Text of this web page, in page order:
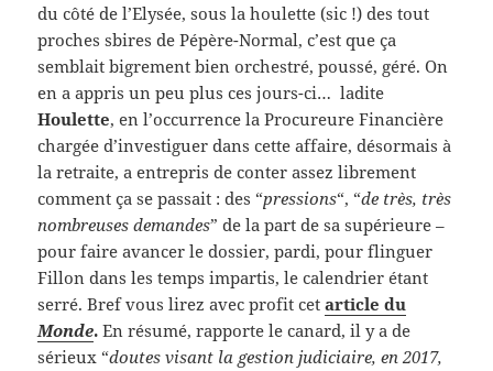
du côté de l’Elysée, sous la houlette (sic !) des tout
proches sbires de Pépère-Normal, c’est que ça
semblait bigrement bien orchestré, poussé, géré. On
en a appris un peu plus ces jours-ci… ladite
Houlette, en l’occurrence la Procureure Financière
chargée d’investiguer dans cette affaire, désormais à
la retraite, a entrepris de conter assez librement
comment ça se passait : des “pressions“, “de très, très
nombreuses demandes” de la part de sa supérieure –
pour faire avancer le dossier, pardi, pour flinguer
Fillon dans les temps impartis, le calendrier étant
serré. Bref vous lirez avec profit cetarticle du
Monde. En résumé, rapporte le canard, il y a de
sérieux “doutes visant la gestion judiciaire, en 2017,